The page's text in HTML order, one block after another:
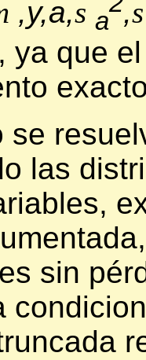
,y,a,s a ,s
ya que
se
las
sin